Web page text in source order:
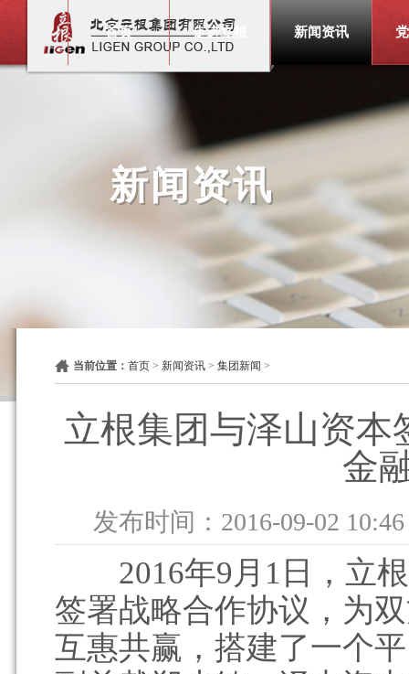
首页 走进立根 新闻资讯
新闻资讯
当前位置： 首页 > 新闻资讯 > 集团新闻 >
立根集团与泽山资本
金
发布时间：2016-09-02 10:46
2016年9月1日，立根
签署战略合作协议，为
互惠共赢，搭建了一个